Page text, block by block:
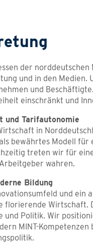
der
und in den
und
einschränkt und
und Tarifautonomie
in
bewährtes Modell
treten wir für
wahren.
Bildung
und
florierende Wirtschaft.
und Politik. Wir
MINT-